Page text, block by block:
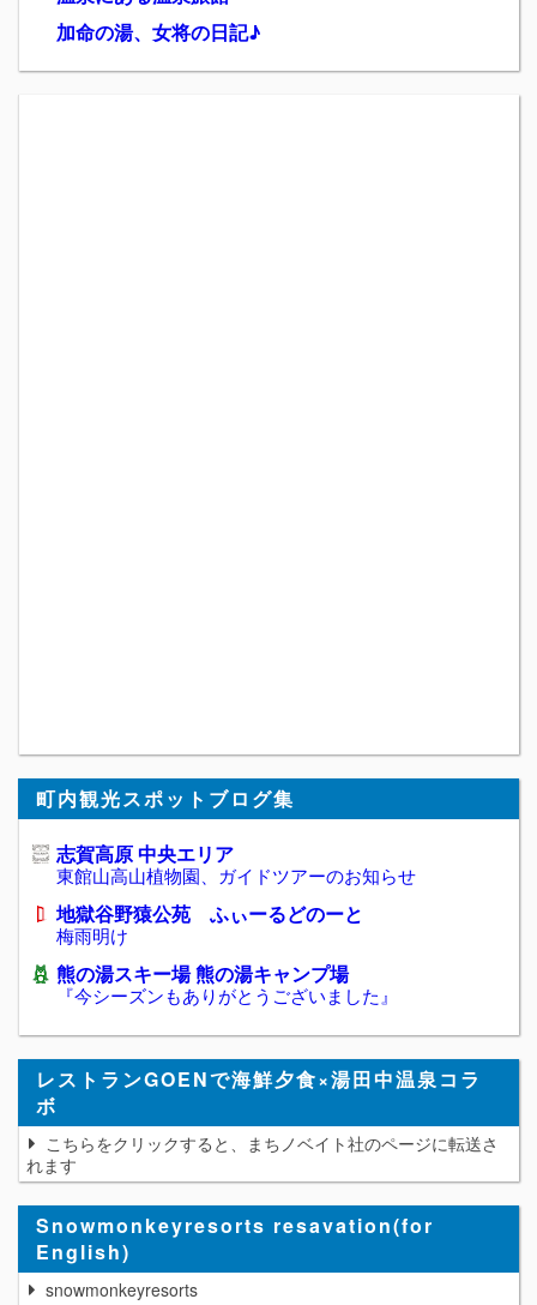
加命の湯、女将の日記♪
町内観光スポットブログ集
志賀高原 中央エリア
東館山高山植物園、ガイドツアーのお知らせ
地獄谷野猿公苑 ふぃーるどのーと
梅雨明け
熊の湯スキー場 熊の湯キャンプ場
『今シーズンもありがとうございました』
レストランGOENで海鮮夕食×湯田中温泉コラ
ボ
こちらをクリックすると、まちノベイト社のページに転送さ
れます
Snowmonkeyresorts resavation(for
English)
snowmonkeyresorts